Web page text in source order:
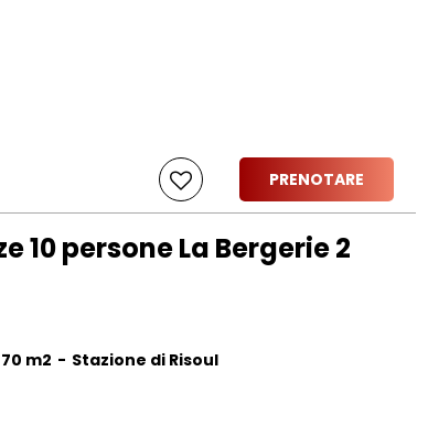
PRENOTARE
10 persone La Bergerie 2
70 m2 Stazione di Risoul